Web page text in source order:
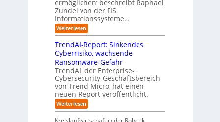
n
g
s
t
e
m
v
o
n
F
o
r
m
w
a
e
r
e
n
g
e
g
e
n
ü
b
e
r
n
i
c
h
f
t
b
e
i
d
e
r
O
r
i
e
n
t
i
ermöglichen‘ beschreibt Raphael
Zundel von der FIS
Informationssysteme…
Weiterlesen:
I
n
d
u
s
t
r
i
a
l
A
I
TrendAI-Report: Sinkendes
Cyberrisiko, wachsende
Ransomware-Gefahr
TrendAI, der Enterprise-
Cybersecurity-Geschäftsbereich
von Trend Micro, hat einen
neuen Report veröffentlicht.
Weiterlesen:
T
Kreislaufwirtschaft in der Robotik